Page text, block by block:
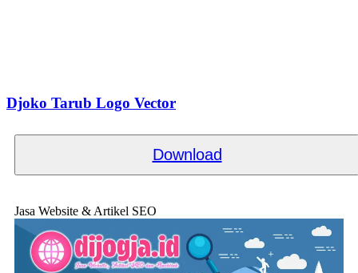
Djoko Tarub Logo Vector
Download
Jasa Website & Artikel SEO